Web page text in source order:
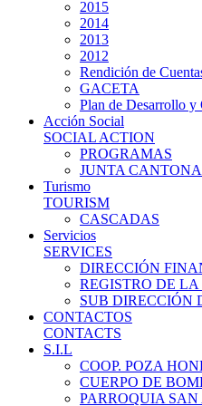
2015
2014
2013
2012
Rendición de
GACETA
Plan de Desarrollo y
Acción Social
SOCIAL ACTION
PROGRAMAS
JUNTA
Turismo
TOURISM
CASCADAS
Servicios
SERVICES
DIRECCIÓN
REGISTRO DE
SUB DIRECCIÓN
CONTACTOS
CONTACTS
S.I.L
COOP. POZA
CUERPO DE
PARROQUIA SAN